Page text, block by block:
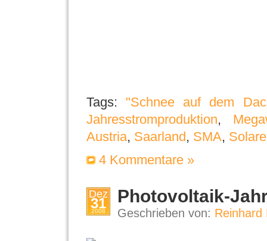
Tags: "Schnee auf dem
Jahresstromproduktion,
Austria, Saarland, SMA,
4 Kommentare »
Dez
31
2008
Photovoltaik-
Geschrieben von: Reinhard